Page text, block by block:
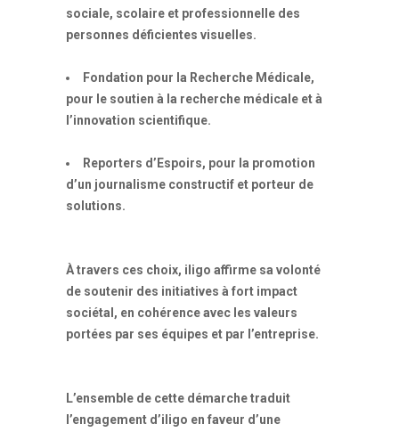
sociale, scolaire et professionnelle des
personnes déficientes visuelles.
Fondation pour la Recherche Médicale,
pour le soutien à la recherche médicale et à
l’innovation scientifique.
Reporters d’Espoirs, pour la promotion
d’un journalisme constructif et porteur de
solutions.
À travers ces choix, iligo affirme sa volonté
de soutenir des initiatives à fort impact
sociétal, en cohérence avec les valeurs
portées par ses équipes et par l’entreprise.
L’ensemble de cette démarche traduit
l’engagement d’iligo en faveur d’une